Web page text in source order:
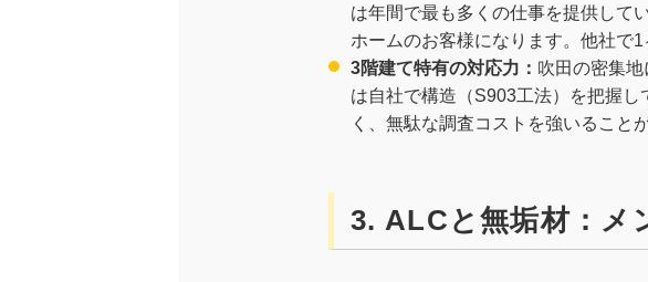
は年間で最も多くの仕事を提供して
ホームのお客様になります。他社で
3階建て特有の対応力： 吹田の密集
は自社で構造（S903工法）を把握
く、無駄な調査コストを強いること
3. ALCと無垢材：メ